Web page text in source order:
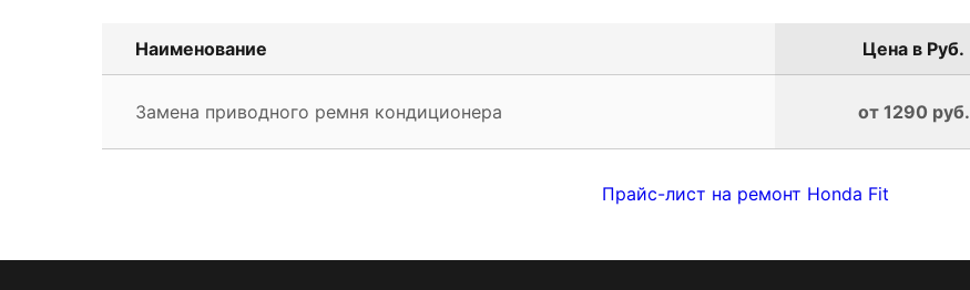
Наименование Цена в Руб.
Замена приводного ремня кондиционера от 1290 руб.
Прайс-лист на ремонт Honda Fit